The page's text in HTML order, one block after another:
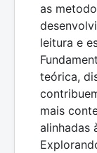
as
leitura e
teórica,
mais
alinhadas